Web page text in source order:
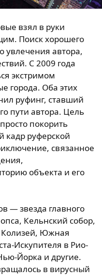
взял в руки
Поиск хорошего
увлечения автора,
С 2009 года
экстримом
города. Оба этих
руфинг, ставший
пути автора. Цель
покорить
кадр руферской
связанное
объекта и его
— звезда главного
Кельнский собор,
Южная
Искупителя в Рио-
Йорка и другие.
в вирусный